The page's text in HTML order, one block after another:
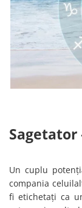
Sagetator
Un cuplu
compania
fi etichetați ca